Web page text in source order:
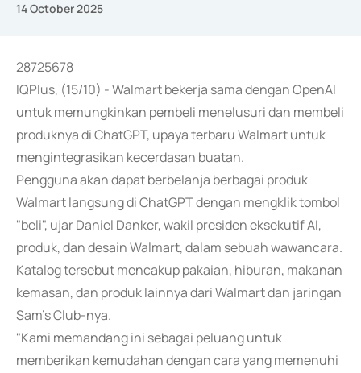
14 October 2025
28725678
IQPlus, (15/10) - Walmart bekerja sama dengan OpenAI
untuk memungkinkan pembeli menelusuri dan membeli
produknya di ChatGPT, upaya terbaru Walmart untuk
mengintegrasikan kecerdasan buatan.
Pengguna akan dapat berbelanja berbagai produk
Walmart langsung di ChatGPT dengan mengklik tombol
"beli", ujar Daniel Danker, wakil presiden eksekutif AI,
produk, dan desain Walmart, dalam sebuah wawancara.
Katalog tersebut mencakup pakaian, hiburan, makanan
kemasan, dan produk lainnya dari Walmart dan jaringan
Sam's Club-nya.
"Kami memandang ini sebagai peluang untuk
memberikan kemudahan dengan cara yang memenuhi